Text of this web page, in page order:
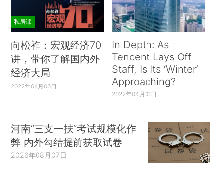
私房课
向松祚：宏观经济70
讲，带你了解国内外
经济大局
2022年04月06日
In Depth: As
Tencent Lays Off
Staff, Is Its ‘Winter’
Approaching?
2022年04月01日
河南“三支一扶”考试规模化作
弊 内外勾结提前获取试卷
2026年08月07日